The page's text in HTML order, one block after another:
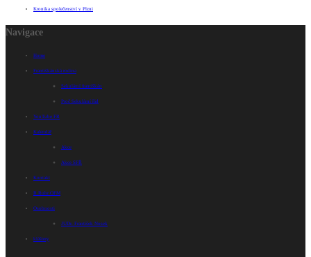
Kronika společenství v Plzni
Navigace
Home
Františkánská rodina
Sekulární františkán
Proč Sekulární řád
YouTube FR
Kalendář
Akce
Akce SFŘ
Kontakt
R.Rohr OFM
Osobnosti
JUDr. František Nosek
kláštery